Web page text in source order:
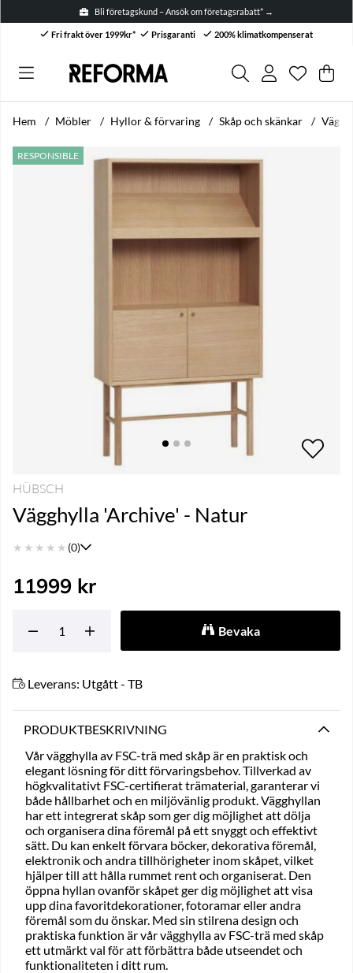
Bli företagskund – Ansök om företagsrabatt* →
Fri frakt över 1999kr* Prisgaranti 200% klimatkompenserat
Antal i
. .
Hem Möbler Hyllor & förvaring Skåp och skänkar
RESPONSIBLE
Produktbilder Vägghylla 'Archive' - Natur
HÜBSCH
Vägghylla 'Archive' - Natur
★ ★ ★ ★ ★ (0)
11999 kr
Bevaka
Leverans: Utgått - TB
PRODUKTBESKRIVNING
Vår vägghylla av FSC-trä med skåp är en praktisk och
elegant lösning för ditt förvaringsbehov. Tillverkad av
högkvalitativt FSC-certifierat trämaterial, garanterar vi
både hållbarhet och en miljövänlig produkt. Vägghyllan
har ett integrerat skåp som ger dig möjlighet att dölja
och organisera dina föremål på ett snyggt och effektivt
sätt. Du kan enkelt förvara böcker, dekorativa föremål,
elektronik och andra tillhörigheter inom skåpet, vilket
hjälper till att hålla rummet rent och organiserat. Den
öppna hyllan ovanför skåpet ger dig möjlighet att visa
upp dina favoritdekorationer, fotoramar eller andra
föremål som du önskar. Med sin stilrena design och
praktiska funktion är vår vägghylla av FSC-trä med skåp
ett utmärkt val för att förbättra både utseendet och
funktionaliteten i ditt rum.